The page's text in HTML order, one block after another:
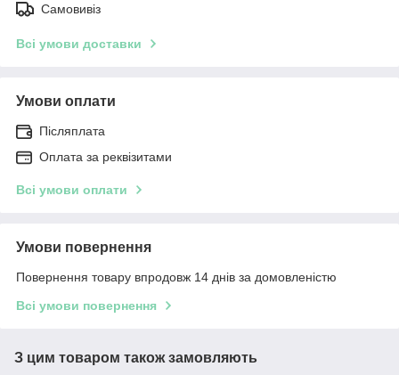
Самовивіз
Всі умови доставки
Умови оплати
Післяплата
Оплата за реквізитами
Всі умови оплати
Умови повернення
Повернення товару впродовж 14 днів за домовленістю
Всі умови повернення
З цим товаром також замовляють